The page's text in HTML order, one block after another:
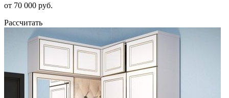
от 70 000 руб.
Рассчитать